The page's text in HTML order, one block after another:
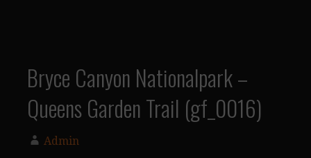
Bryce Canyon Nationalpark –
Queens Garden Trail (gf_0016)
Admin